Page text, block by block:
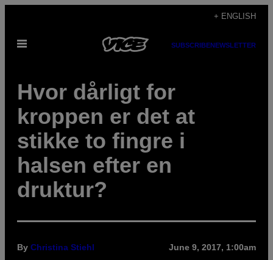
content
+ ENGLISH
Open
SUBSCRIBENEWSLETTER
Hvor dårligt for
kroppen er det at
stikke to fingre i
halsen efter en
druktur?
By Christina Stiehl June 9, 2017, 1:00am